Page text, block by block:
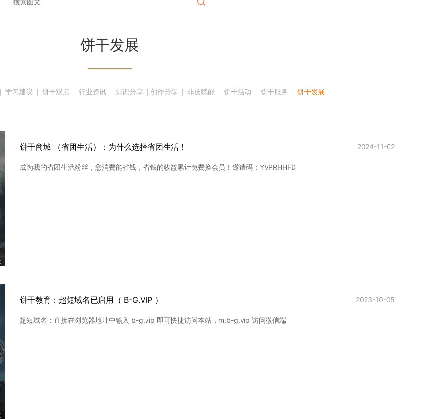
饼干发展
———
学习建议
  |
饼干观点
  |
行业资讯
  |
知识分享
  |
创作分享
  |
非技赋能
  |
饼干活动
  |
饼干服务
  |
饼干发展
饼干商城 （省团生活）：为什么选择省团生活！ 2024-11-02
成为我的省团生活粉丝，您消费能省钱，省钱的收益累计免费换会员！邀请码：YVPRHHFD
饼干教育：超短域名已启用（ B-G.VIP ） 2023-10-05
超短域名：直接在浏览器地址中输入 b-g.vip 即可快捷访问本站，m.b-g.vip 访问微信端